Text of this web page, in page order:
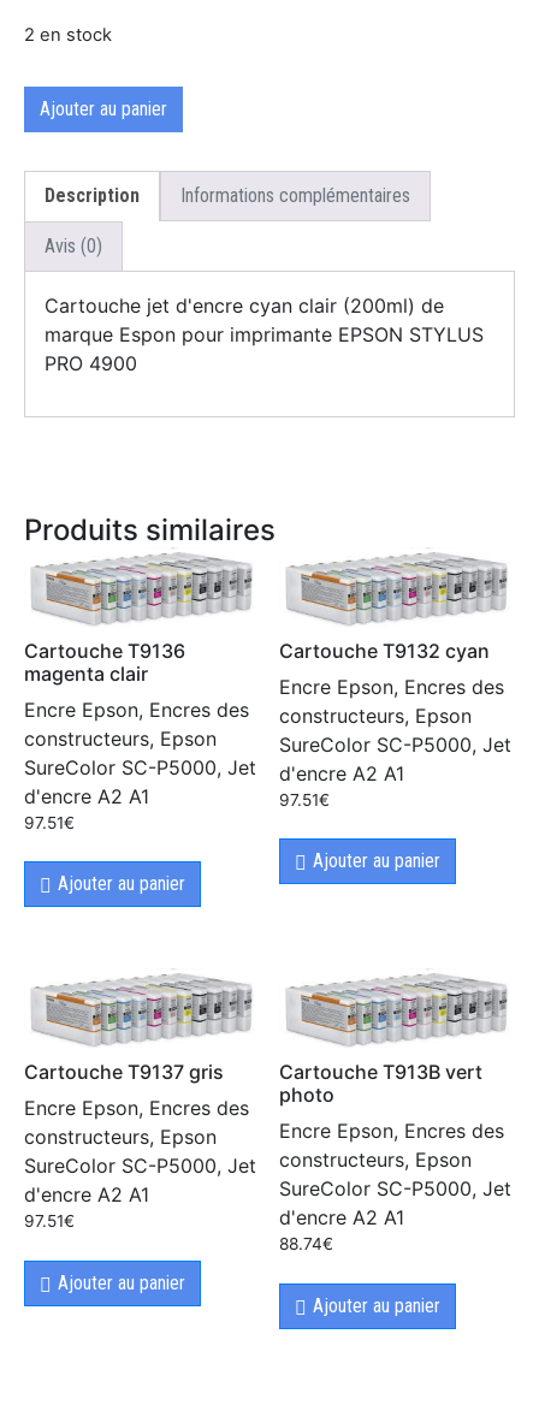
2 en stock
Ajouter au panier
Description Informations complémentaires
Avis (0)
Cartouche jet d'encre cyan clair (200ml) de
marque Espon pour imprimante EPSON STYLUS
PRO 4900
Produits similaires
Cartouche T9136
magenta clair
Encre Epson, Encres des
constructeurs, Epson
SureColor SC-P5000, Jet
d'encre A2 A1
97.51€
Ajouter au panier
Cartouche T9132 cyan
Encre Epson, Encres des
constructeurs, Epson
SureColor SC-P5000, Jet
d'encre A2 A1
97.51€
Ajouter au panier
Cartouche T9137 gris
Encre Epson, Encres des
constructeurs, Epson
SureColor SC-P5000, Jet
d'encre A2 A1
97.51€
Ajouter au panier
Cartouche T913B vert
photo
Encre Epson, Encres des
constructeurs, Epson
SureColor SC-P5000, Jet
d'encre A2 A1
88.74€
Ajouter au panier